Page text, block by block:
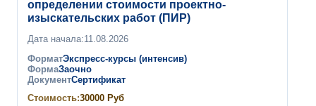
определении стоимости проектно-
изыскательских работ (ПИР)
Дата начала:11.08.2026
ФорматЭкспресс-курсы (интенсив)
ФормаЗаочно
ДокументСертификат
Стоимость:30000 Руб